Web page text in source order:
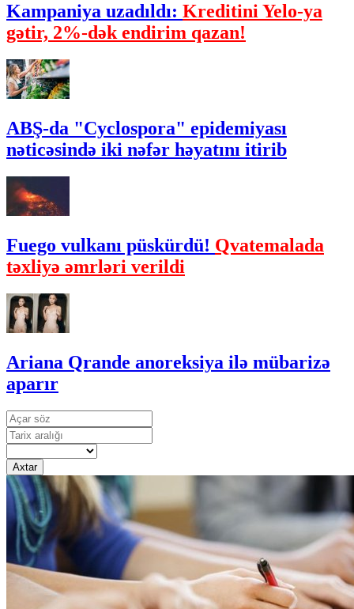
Kampaniya uzadıldı: Kreditini Yelo-ya
gətir, 2%-dək endirim qazan!
ABŞ-da "Cyclospora" epidemiyası
nəticəsində iki nəfər həyatını itirib
Fuego vulkanı püskürdü! Qvatemalada
təxliyə əmrləri verildi
Ariana Qrande anoreksiya ilə mübarizə
aparır
Axtar